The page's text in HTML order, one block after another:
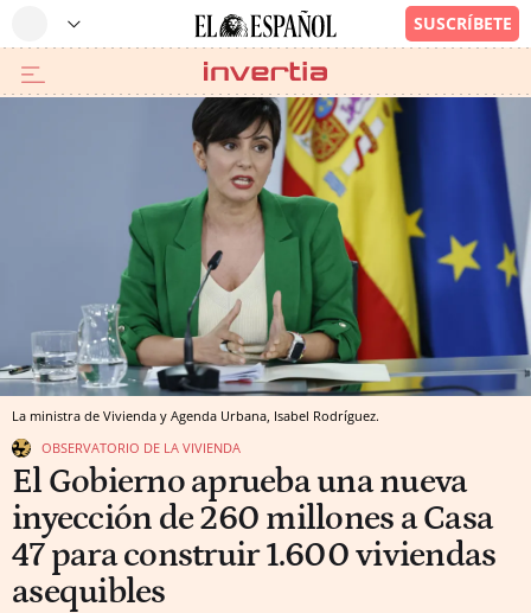
La ministra de Vivienda y Agenda Urbana, Isabel Rodríguez.
OBSERVATORIO DE LA VIVIENDA
El Gobierno aprueba una nueva
inyección de 260 millones a Casa
47 para construir 1.600 viviendas
asequibles